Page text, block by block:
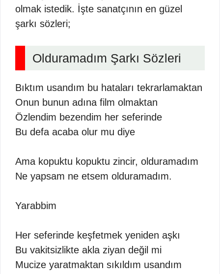
olmak istedik. İşte sanatçının en güzel
şarkı sözleri;
Olduramadım Şarkı Sözleri
Bıktım usandım bu hataları tekrarlamaktan
Onun bunun adına film olmaktan
Özlendim bezendim her seferinde
Bu defa acaba olur mu diye
Ama kopuktu kopuktu zincir, olduramadım
Ne yapsam ne etsem olduramadım.
Yarabbim
Her seferinde keşfetmek yeniden aşkı
Bu vakitsizlikte akla ziyan değil mi
Mucize yaratmaktan sıkıldım usandım